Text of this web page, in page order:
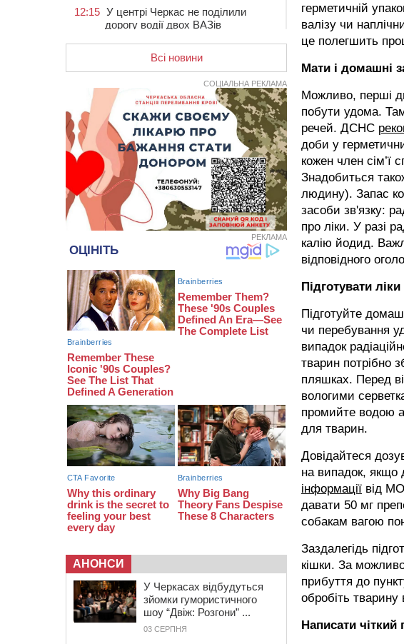
герметичній
валізу чи
це полегшить
Мати і домашні
Можливо, перші
побути удома.
речей. ДСНС
доби у
кожен член сім’ї
Знадобиться
людину). Запас
засоби зв'язку:
про ліки. У разі
калію йодид.
відповідного
Підготувати
Підготуйте
чи перебування
випадок
тварин потрібно
пляшках. Перед
вологими
промийте водою
для тварин.
Довідайтеся
на випадок, якщо
інформації від
давати 50 мг
собакам вагою
Заздалегідь
кішки. За
прибуття до
обробіть
Написати чіткий
12:15 У центрі Черкас не поділили
дорогу водії двох ВАЗів
11:29 У Черкасах до середини серпня
обмежать рух транспорту на трьох
вулицях
10:54 На Черкащині кількість укриттів
збільшилась уп’ятеро з початку
повномасштабної війни
10:15
У Черкасах водій Audi Q5
спричинив аварію, не пропустивши
інший кросовер
09:42 “Черкасиводоканал” пропонує
підвищити тарифи на воду та
водовідведення з 2027 року
09:08 Встановити гойдалки, карусель і
закупити іграшки: у Черкасах
просять покращити умови в
дитсадку
08:22 “На щиті” у Чорнобаївську
громаду повертається полеглий
біля Кліщіївки воїн
07:30 Понад 968 мільйонів гривень
земельного податку сплатили на
Черкащині
06 СЕРПНЯ 2026, ЧЕТВЕР
21:13 Вісім медалей, з яких чотири
золоті: черкаські спортсмени
тріумфували на чемпіонаті України
Всі новини
СОЦІАЛЬНА РЕКЛАМА
РЕКЛАМА
АНОНСИ
У Черкасах відбудуться
зйомки гумористичного
шоу “Двіж: Розгони” ...
03 СЕРПНЯ